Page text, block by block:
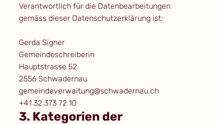
Verantwortlich für die Datenbearbeitungen
gemäss dieser Datenschutzerklärung ist:
Gerda Signer
Gemeindeschreiberin
Hauptstrasse 52
2556 Schwadernau
gemeindeverwaltung@schwadernau.ch
+41 32 373 72 10
3. Kategorien der